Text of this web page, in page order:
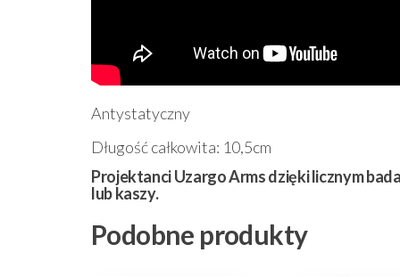
Antystatyczny
Długość całkowita: 10,5cm
Projektanci Uzargo Arms dzięki licznym
lub kaszy.
Podobne produkty